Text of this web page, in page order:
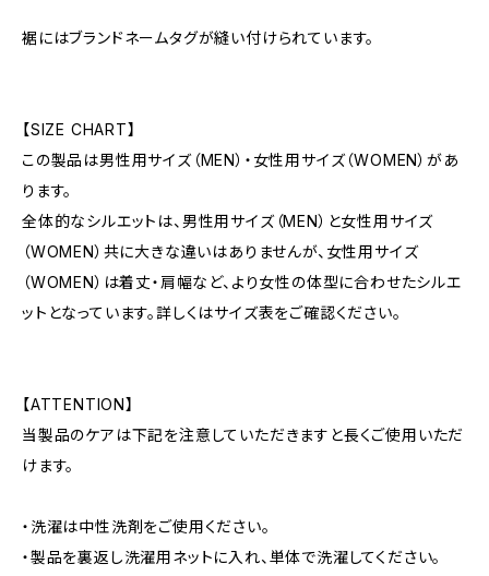
裾にはブランドネームタグが縫い付けられています。
【SIZE CHART】
この製品は男性用サイズ（MEN）・女性用サイズ（WOMEN）があ
ります。
全体的なシルエットは、男性用サイズ（MEN）と女性用サイズ
（WOMEN）共に大きな違いはありませんが、女性用サイズ
（WOMEN）は着丈・肩幅など、より女性の体型に合わせたシルエ
ットとなっています。詳しくはサイズ表をご確認ください。
【ATTENTION】
当製品のケアは下記を注意していただきますと長くご使用いただ
けます。
・洗濯は中性洗剤をご使用ください。
・製品を裏返し洗濯用ネットに入れ、単体で洗濯してください。